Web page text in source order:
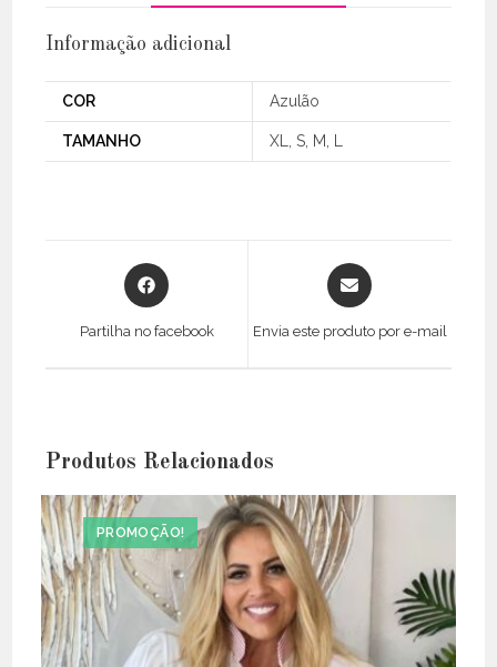
Informação adicional
COR Azulão
TAMANHO XL, S, M, L
Opens
in
Partilha no facebook
Opens
in
Envia este produto por e-mail
Produtos Relacionados
PROMOÇÃO!